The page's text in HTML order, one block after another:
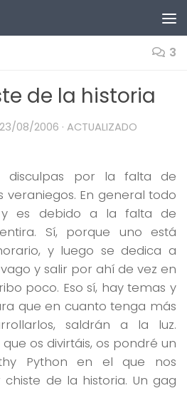
3
de la historia
23/08/2006 · ACTUALIZADO
disculpas por la falta de
veraniegos. En general todo
es debido a la falta de
Sí, porque uno está
y luego se dedica a
y salir por ahí de vez en
poco. Eso sí, hay temas y
que en cuanto tenga más
saldrán a la luz.
os divirtáis, os pondré un
Python en el que nos
de la historia. Un gag